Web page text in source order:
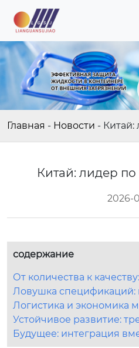
Главная - Новости - Китай:
Китай: лидер
2026-
содержание
От количества к
Ловушка спецификаций:
Логистика и экономика
Устойчивое развитие:
Будущее: интеграция